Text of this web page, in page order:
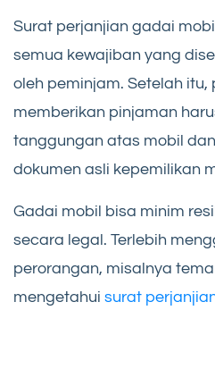
Surat perjanjian gadai
semua kewajiban yang
oleh peminjam. Setelah itu,
memberikan pinjaman
tanggungan atas mobil
dokumen asli kepemilikan
Gadai mobil bisa minim
secara legal. Terlebih
perorangan, misalnya
mengetahui surat